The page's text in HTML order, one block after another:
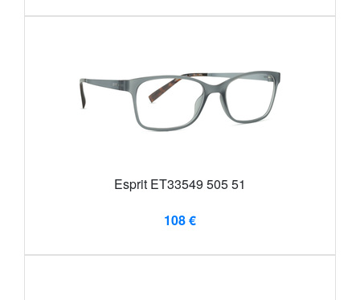
Esprit ET33549 505 51
108 €